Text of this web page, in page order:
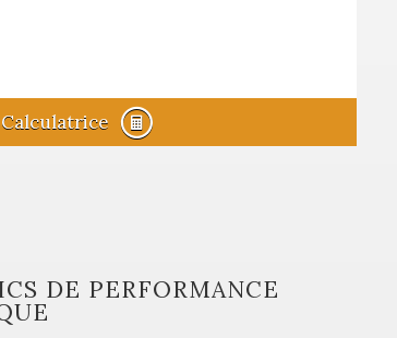
Calculatrice
DE PERFORMANCE